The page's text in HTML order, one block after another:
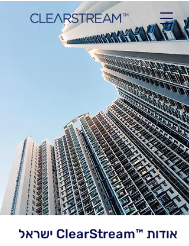
אודות ™ClearStream ישראל